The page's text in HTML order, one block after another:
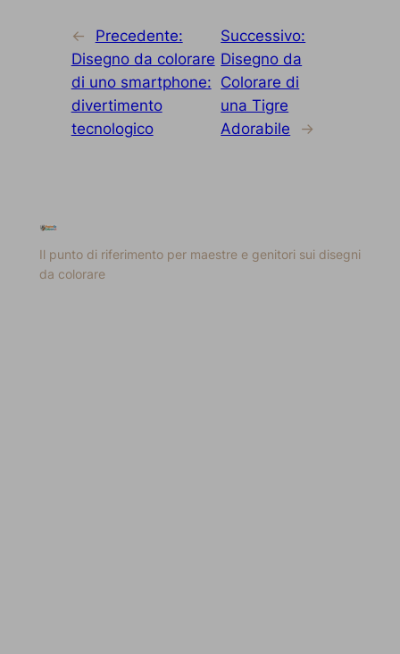
←
Precedente:
Disegno da colorare
di uno smartphone:
divertimento
tecnologico
Successivo:
Disegno da
Colorare di
una Tigre
Adorabile
→
Il punto di riferimento per maestre e genitori sui disegni
da colorare